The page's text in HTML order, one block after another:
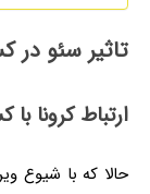
تاثیر سئو در
ارتباط کرونا
حالا که با شیوع